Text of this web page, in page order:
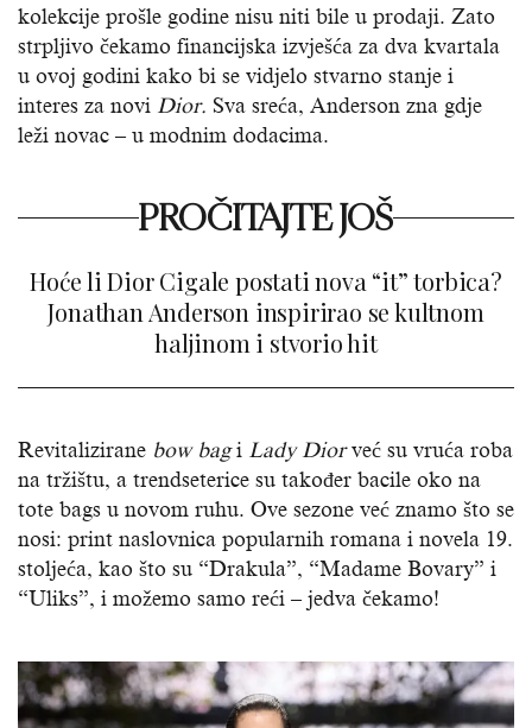
kolekcije prošle godine nisu niti bile u prodaji. Zato
strpljivo čekamo financijska izvješća za dva kvartala
u ovoj godini kako bi se vidjelo stvarno stanje i
interes za novi Dior. Sva sreća, Anderson zna gdje
leži novac – u modnim dodacima.
PROČITAJTE JOŠ
Hoće li Dior Cigale postati nova “it” torbica?
Jonathan Anderson inspirirao se kultnom
haljinom i stvorio hit
Revitalizirane bow bagi Lady Diorveć su vruća roba
na tržištu, a trendseterice su također bacile oko na
tote bags u novom ruhu. Ove sezone već znamo što se
nosi: print naslovnica popularnih romana i novela 19.
stoljeća, kao što su “Drakula”, “Madame Bovary” i
“Uliks”, i možemo samo reći – jedva čekamo!